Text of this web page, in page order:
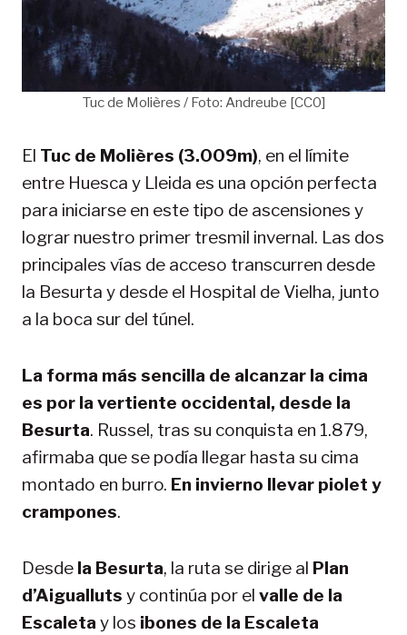
Tuc de Molières / Foto: Andreube [CC0]
El Tuc de Molières (3.009m), en el límite
entre Huesca y Lleida es una opción perfecta
para iniciarse en este tipo de ascensiones y
lograr nuestro primer tresmil invernal. Las dos
principales vías de acceso transcurren desde
la Besurta y desde el Hospital de Vielha, junto
a la boca sur del túnel.
La forma más sencilla de alcanzar la cima
es por la vertiente occidental, desde la
Besurta. Russel, tras su conquista en 1.879,
afirmaba que se podía llegar hasta su cima
montado en burro. En invierno llevar piolet y
crampones.
Desde la Besurta, la ruta se dirige al Plan
d’Aigualluts y continúa por el valle de la
Escaleta y los ibones de la Escaleta